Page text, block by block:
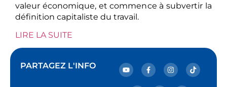
valeur économique, et commence à subvertir la
définition capitaliste du travail.
LIRE LA SUITE
PARTAGEZ L'INFO